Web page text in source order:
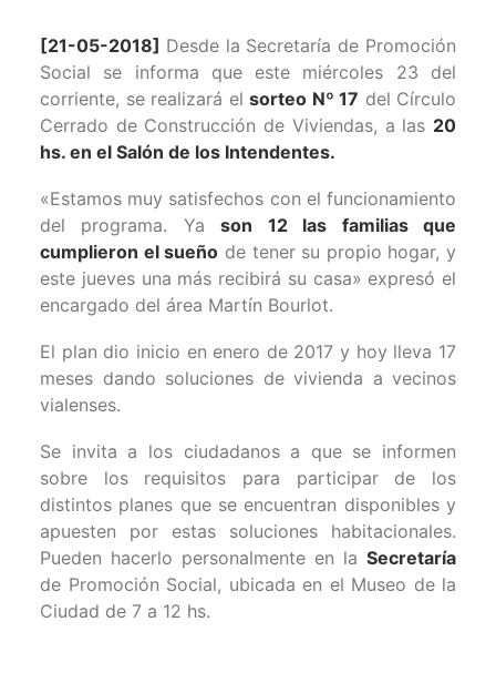
[21-05-2018] Desde la Secretaría de Promoción
Social se informa que este miércoles 23 del
corriente, se realizará el sorteo Nº 17 del Círculo
Cerrado de Construcción de Viviendas, a las 20
hs. en el Salón de los Intendentes.
«Estamos muy satisfechos con el funcionamiento
del programa. Yason 12 las familias que
cumplieron el sueño de tener su propio hogar, y
este jueves una más recibirá su casa» expresó el
encargado del área Martín Bourlot.
El plan dio inicio en enero de 2017 y hoy lleva 17
meses dando soluciones de vivienda a vecinos
vialenses.
Se invita a los ciudadanos a que se informen
sobre los requisitos para participar de los
distintos planes que se encuentran disponibles y
apuesten por estas soluciones habitacionales.
Pueden hacerlo personalmente en la Secretaría
de Promoción Social, ubicada en el Museo de la
Ciudad de 7 a 12 hs.